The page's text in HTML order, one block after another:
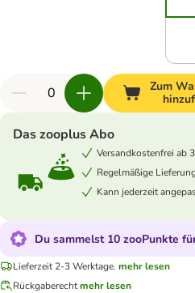
Zum
Das zooplus Abo
Versandkostenfrei ab
Regelmäßige
Kann jederzeit
Du sammelst 10 zooPunkte
Lieferzeit 2-3 Werktage. mehr lesen
Rückgaberechtmehr lesen